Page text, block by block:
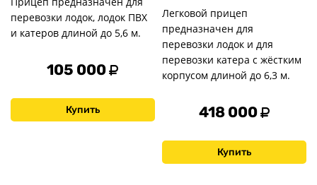
перевозки лодок, лодок ПВХ
и катеров длиной до 5,6 м.
105 000
Купить
Легковой прицеп
предназначен для
перевозки лодок и для
перевозки катера с жёстким
корпусом длиной до 6,3 м.
418 000
Купить